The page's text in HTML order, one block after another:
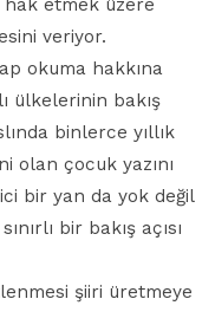
hak etmek üzere
veriyor.
okuma hakkına
ülkelerinin bakış
binlerce yıllık
olan çocuk yazını
bir yan da yok değil
bir bakış açısı
şiiri üretmeye